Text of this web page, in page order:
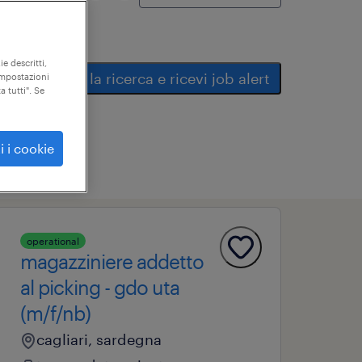
salva la ricerca e ricevi job alert
operational
magazziniere addetto
al picking - gdo uta
(m/f/nb)
cagliari, sardegna
descritti,
tutti". Se
i cookie